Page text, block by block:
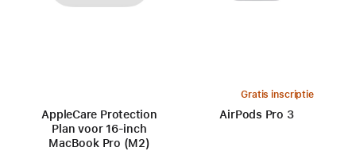
AppleCare Protection
Plan voor 16‑inch
MacBook Pro (M2)
Gratis inscriptie
AirPods Pro 3